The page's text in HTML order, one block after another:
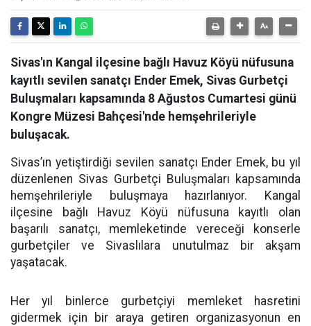
Sivas'ın Kangal ilçesine bağlı Havuz Köyü nüfusuna
kayıtlı sevilen sanatçı Ender Emek, Sivas Gurbetçi
Buluşmaları kapsamında 8 Ağustos Cumartesi günü
Kongre Müzesi Bahçesi'nde hemşehrileriyle
buluşacak.
Sivas’ın yetiştirdiği sevilen sanatçı Ender Emek, bu yıl
düzenlenen Sivas Gurbetçi Buluşmaları kapsamında
hemşehrileriyle buluşmaya hazırlanıyor. Kangal
ilçesine bağlı Havuz Köyü nüfusuna kayıtlı olan
başarılı sanatçı, memleketinde vereceği konserle
gurbetçiler ve Sivaslılara unutulmaz bir akşam
yaşatacak.
Her yıl binlerce gurbetçiyi memleket hasretini
gidermek için bir araya getiren organizasyonun en